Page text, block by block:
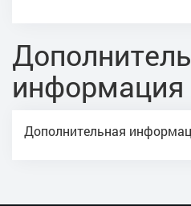
информация
Дополнительная